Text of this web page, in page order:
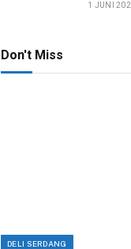
1 JUNI
Don't Miss
DELI SERDANG